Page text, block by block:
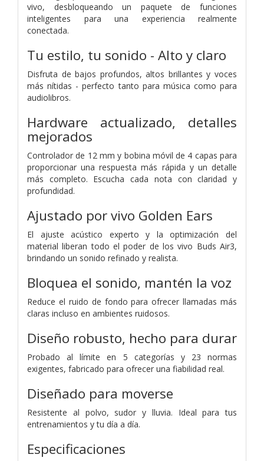
vivo, desbloqueando un paquete de funciones
inteligentes para una experiencia realmente
conectada.
Tu estilo, tu sonido - Alto y claro
Disfruta de bajos profundos, altos brillantes y voces
más nítidas - perfecto tanto para música como para
audiolibros.
Hardware actualizado, detalles
mejorados
Controlador de 12 mm y bobina móvil de 4 capas para
proporcionar una respuesta más rápida y un detalle
más completo. Escucha cada nota con claridad y
profundidad.
Ajustado por vivo Golden Ears
El ajuste acústico experto y la optimización del
material liberan todo el poder de los vivo Buds Air3,
brindando un sonido refinado y realista.
Bloquea el sonido, mantén la voz
Reduce el ruido de fondo para ofrecer llamadas más
claras incluso en ambientes ruidosos.
Diseño robusto, hecho para durar
Probado al límite en 5 categorías y 23 normas
exigentes, fabricado para ofrecer una fiabilidad real.
Diseñado para moverse
Resistente al polvo, sudor y lluvia. Ideal para tus
entrenamientos y tu día a día.
Especificaciones